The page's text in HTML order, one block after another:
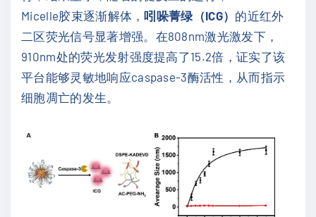
Micelle胶束逐渐解体，吲哚菁绿（ICG） 的近红外
二区荧光信号显著增强。在808nm激光激发下，
910nm处的荧光发射强度提高了15.2倍，证实了该
平台能够灵敏地响应caspase-3酶活性，从而指示
细胞凋亡的发生。